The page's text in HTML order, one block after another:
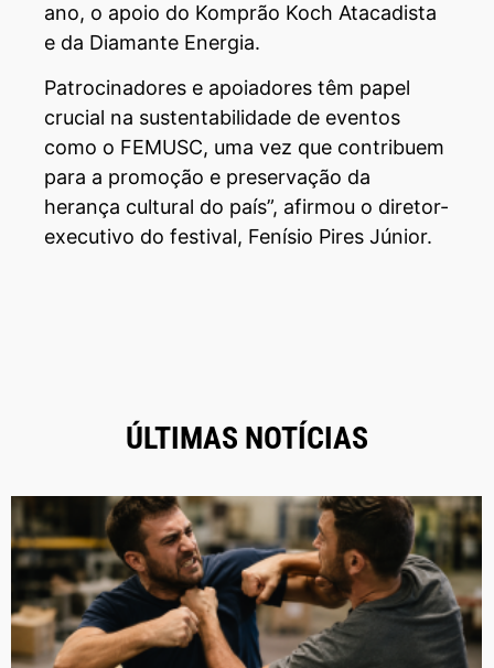
ano, o apoio do Komprão Koch Atacadista
e da Diamante Energia.
Patrocinadores e apoiadores têm papel
crucial na sustentabilidade de eventos
como o FEMUSC, uma vez que contribuem
para a promoção e preservação da
herança cultural do país”, afirmou o diretor-
executivo do festival, Fenísio Pires Júnior.
ÚLTIMAS NOTÍCIAS